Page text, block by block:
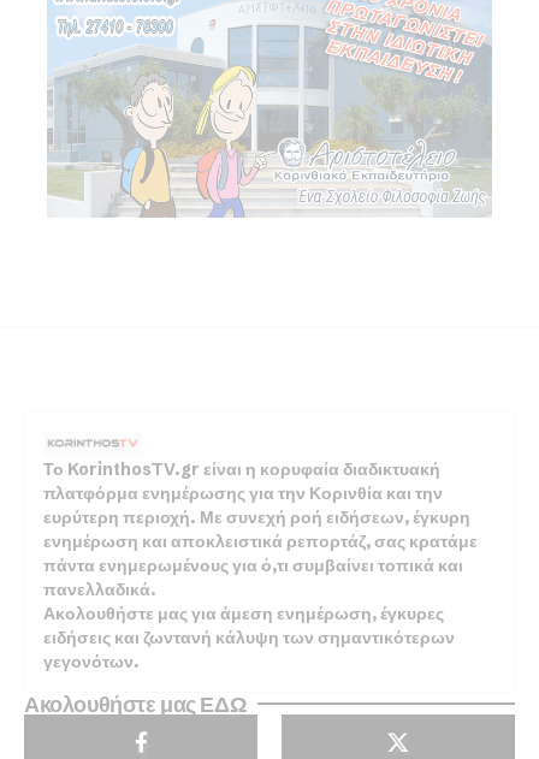
Το KorinthosTV.gr είναι η κορυφαία διαδικτυακή
πλατφόρμα ενημέρωσης για την Κορινθία και την
ευρύτερη περιοχή. Με συνεχή ροή ειδήσεων, έγκυρη
ενημέρωση και αποκλειστικά ρεπορτάζ, σας κρατάμε
πάντα ενημερωμένους για ό,τι συμβαίνει τοπικά και
πανελλαδικά.
Ακολουθήστε μας για άμεση ενημέρωση, έγκυρες
ειδήσεις και ζωντανή κάλυψη των σημαντικότερων
γεγονότων.
Ακολουθήστε μας ΕΔΩ